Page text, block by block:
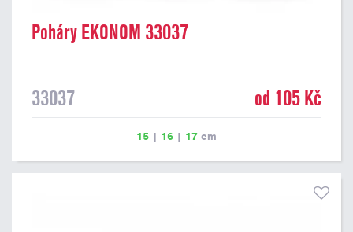
Poháry EKONOM 33037
33037 od 105 Kč
15 | 16 | 17 cm